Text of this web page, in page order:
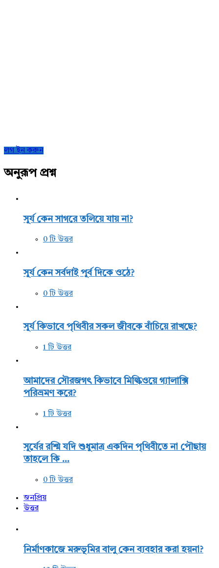
Sidebar
লগ ইন করুন
অনুরূপ প্রশ্ন
সূর্য কেন সাগরে তলিয়ে যায় না?
0 টি উত্তর
সূর্য কেন সর্বদাই পূর্ব দিকে ওঠে?
0 টি উত্তর
সূর্য কিভাবে পৃথিবীর সকল জীবকে বাঁচিয়ে রাখছে?
1 টি উত্তর
আমাদের সৌরজগৎ কিভাবে মিল্কিওয়ে গ্যালাক্সি
পরিভ্রমণ করে?
1 টি উত্তর
সূর্যের রশ্মি যদি শুধুমাত্র একদিন পৃথিবীতে না পৌছায়
তাহলে কি ...
0 টি উত্তর
জনপ্রিয়
উত্তর
নির্মাণকাজে মরুভূমির বালু কেন ব্যবহার করা হয়না?